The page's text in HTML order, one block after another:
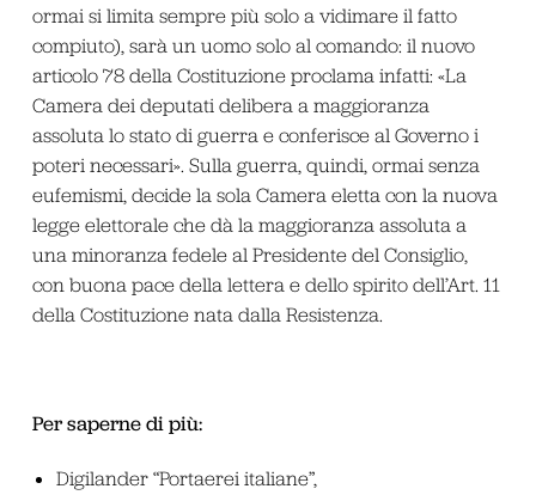
ormai si limita sempre più solo a vidimare il fatto
compiuto), sarà un uomo solo al comando: il nuovo
articolo 78 della Costituzione proclama infatti: «La
Camera dei deputati delibera a maggioranza
assoluta lo stato di guerra e conferisce al Governo i
poteri necessari». Sulla guerra, quindi, ormai senza
eufemismi, decide la sola Camera eletta con la nuova
legge elettorale che dà la maggioranza assoluta a
una minoranza fedele al Presidente del Consiglio,
con buona pace della lettera e dello spirito dell’Art. 11
della Costituzione nata dalla Resistenza.
Per saperne di più:
Digilander “Portaerei italiane”,